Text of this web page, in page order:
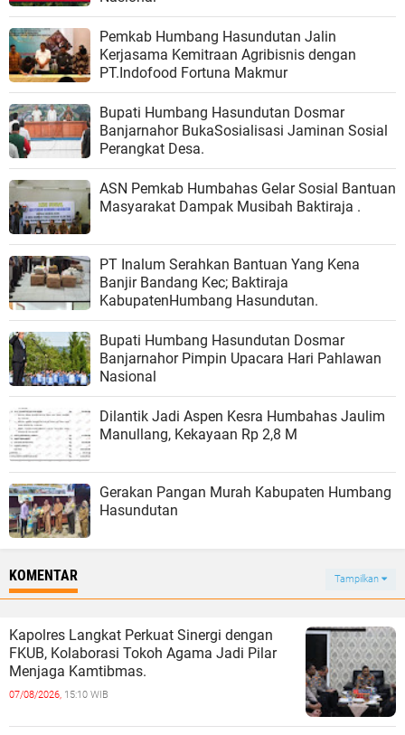
Pemkab Humbang Hasundutan Jalin
Kerjasama Kemitraan Agribisnis dengan
PT.Indofood Fortuna Makmur
Bupati Humbang Hasundutan Dosmar
Banjarnahor BukaSosialisasi Jaminan Sosial
Perangkat Desa.
ASN Pemkab Humbahas Gelar Sosial Bantuan
Masyarakat Dampak Musibah Baktiraja .
PT Inalum Serahkan Bantuan Yang Kena
Banjir Bandang Kec; Baktiraja
KabupatenHumbang Hasundutan.
Bupati Humbang Hasundutan Dosmar
Banjarnahor Pimpin Upacara Hari Pahlawan
Nasional
Dilantik Jadi Aspen Kesra Humbahas Jaulim
Manullang, Kekayaan Rp 2,8 M
Gerakan Pangan Murah Kabupaten Humbang
Hasundutan
KOMENTAR Tampilkan
Kapolres Langkat Perkuat Sinergi dengan
FKUB, Kolaborasi Tokoh Agama Jadi Pilar
Menjaga Kamtibmas.
07/08/2026, 15:10 WIB